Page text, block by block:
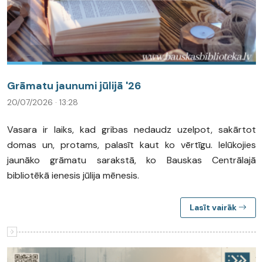
Grāmatu jaunumi jūlijā '26
20/07/2026 · 13:28
Vasara ir laiks, kad gribas nedaudz uzelpot, sakārtot
domas un, protams, palasīt kaut ko vērtīgu. Ielūkojies
jaunāko grāmatu sarakstā, ko Bauskas Centrālajā
bibliotēkā ienesis jūlija mēnesis.
Lasīt vairāk